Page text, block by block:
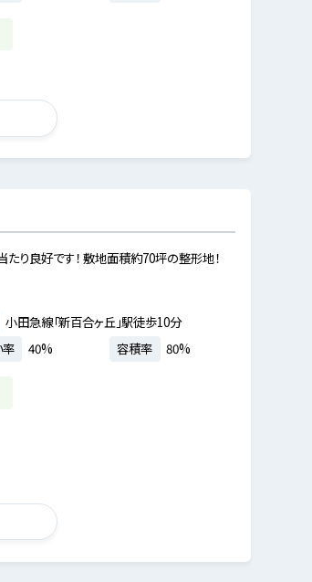
り良好です！ 敷地面積約70坪の整形地！
小田急線「新百合ヶ丘」駅徒歩10分
40% 容積率 80%